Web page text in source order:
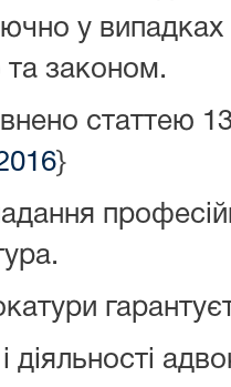
у випадках
та законом.
статтею
}
діяльності